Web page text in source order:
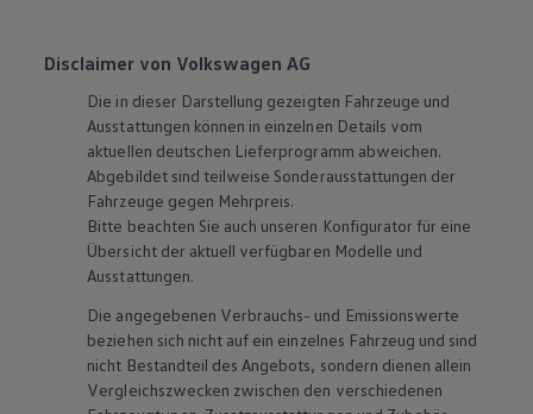
Disclaimer von Volkswagen AG
Die in dieser Darstellung gezeigten Fahrzeuge und
Ausstattungen können in einzelnen Details vom
aktuellen deutschen Lieferprogramm abweichen.
Abgebildet sind teilweise Sonderausstattungen der
Fahrzeuge gegen Mehrpreis.
Bitte beachten Sie auch unseren Konfigurator für eine
Übersicht der aktuell verfügbaren Modelle und
Ausstattungen.
Die angegebenen Verbrauchs- und Emissionswerte
beziehen sich nicht auf ein einzelnes Fahrzeug und sind
nicht Bestandteil des Angebots, sondern dienen allein
Vergleichszwecken zwischen den verschiedenen